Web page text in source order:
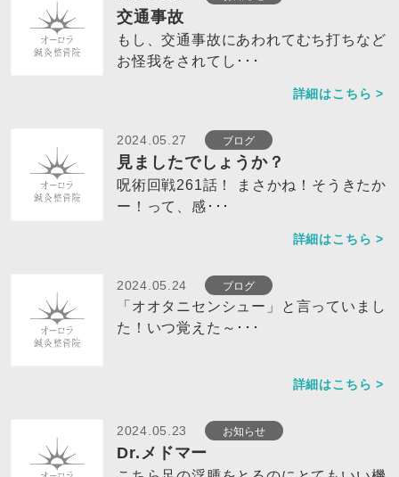
交通事故
もし、交通事故にあわれてむち打ちなど
お怪我をされてし･･･
詳細はこちら >
2024.05.27 ブログ
見ましたでしょうか？
呪術回戦261話！ まさかね！そうきたか
ー！って、感･･･
詳細はこちら >
2024.05.24 ブログ
「オオタニセンシュー」と言っていまし
た！いつ覚えた～･･･
詳細はこちら >
2024.05.23 お知らせ
Dr.メドマー